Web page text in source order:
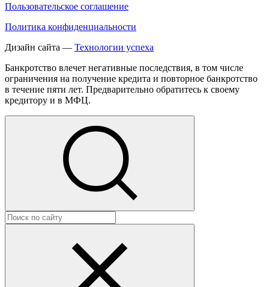
Пользовательское соглашение
Политика конфиденциальности
Дизайн сайта — Технологии успеха
Банкротство влечет негативные последствия, в том числе
ограничения на получение кредита и повторное банкротство
в течение пяти лет. Предварительно обратитесь к своему
кредитору и в МФЦ.